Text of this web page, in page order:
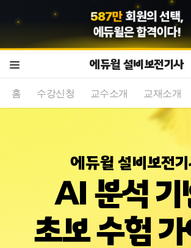
33만 합격수기의 증명,
에듀윌은 합격이다!
에듀윌 설비보전기사
홈 수강신청 교수소개 교재소개
에듀윌 설비보전
AI 분석 기
초보 수험